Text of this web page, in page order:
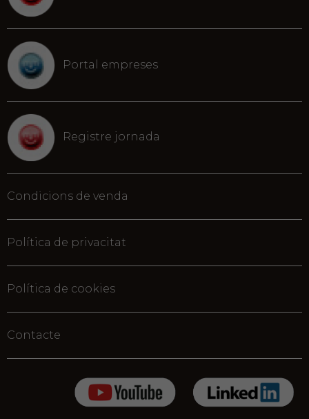
Portal empreses
Registre jornada
Condicions de venda
Política de privacitat
Política de cookies
Contacte